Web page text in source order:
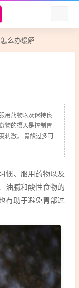
么办缓解
用药物以及保持良
物的摄入是控制胃
刺激。 胃酸过多可
惯、服用药物以及
油腻和酸性食物的
有助于避免胃部过